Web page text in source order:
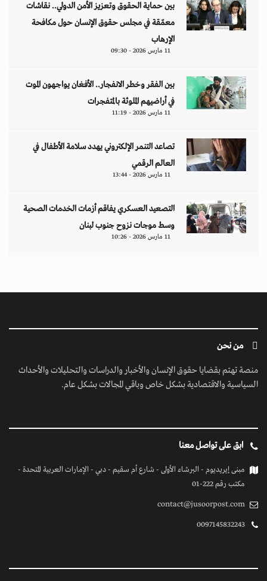
بين حماية الحقوق وتعزيز الأمن الدولي.. نقاشات
معمّقة في مجلس حقوق الإنسان حول مكافحة
الإرهاب
11 مارس 2026 - 09:30
بين الفقر وخطر الانفجار.. الأفغان يواجهون الموت
في أراضيهم الملوثة بالمتفجرات
11 مارس 2026 - 11:19
تصاعد التنمر الإلكتروني يهدد سلامة الأطفال في
العالم الرقمي
11 مارس 2026 - 13:44
التصعيد العسكري يفاقم أزمات الخدمات الصحية
وسط موجات نزوح جنوب لبنان
11 مارس 2026 - 10:26
من نحن
منصة تهتم بقضايا حقوق الإنسان والأخبار والدراسات والتحليلات والأحداث
السياسية والاقتصادية بشكل خاص وباقي المجالات بشكل عام.
ابق على تواصل معنا
مبنى إيريديوم - البرشاء الأولى - شارع أم سقيم - دبي - الإمارات العربية المتحدة -
مكتب رقم 222-01
contact@jusoorpost.com
0097145832243